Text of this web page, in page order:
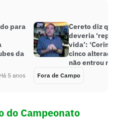
para
da
Há 5 anos
Cereto diz
deveria
vida’:
cinco
não entrou no
Fora de Campo
do Campeonato